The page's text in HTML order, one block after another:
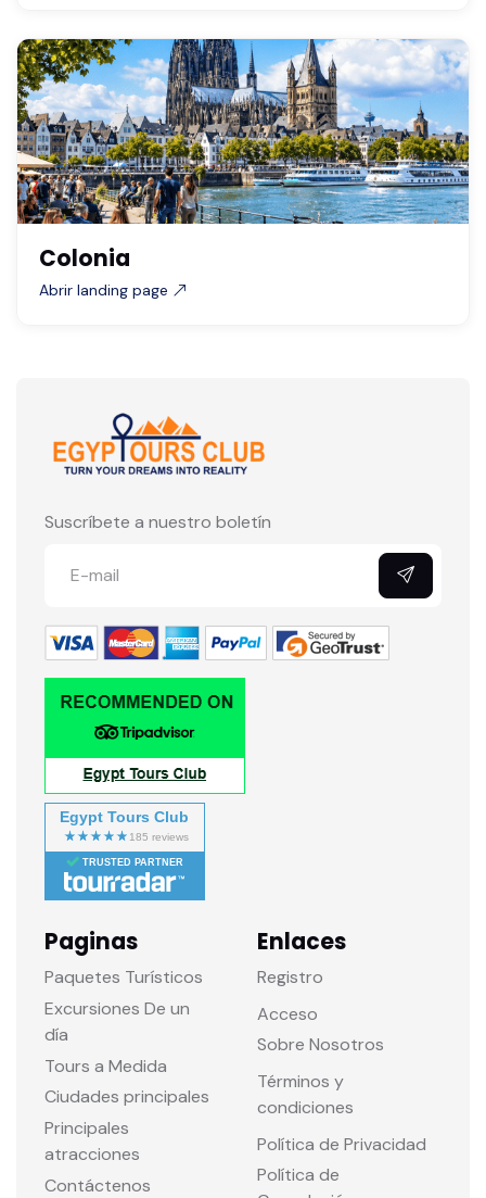
Colonia
Abrir landing page
Suscríbete a nuestro boletín
Egypt Tours Club
TRUSTED PARTNER
Paginas
Paquetes Turísticos
Excursiones De un
día
Tours a Medida
Ciudades principales
Principales
atracciones
Contáctenos
Enlaces
Registro
Acceso
Sobre Nosotros
Términos y
condiciones
Política de Privacidad
Política de